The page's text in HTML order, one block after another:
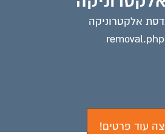
אלקטרוניקה
removal.php
עוד פרטים!